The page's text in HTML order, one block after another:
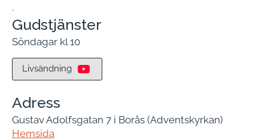
,
Gudstjänster
Söndagar kl 10
Livsändning
Adress
Gustav Adolfsgatan 7 i Borås (Adventskyrkan)
Hemsida